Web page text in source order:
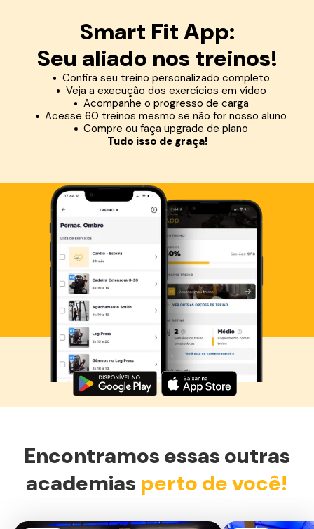
Smart Fit App:
Seu aliado nos treinos!
Confira seu treino personalizado completo
Veja a execução dos exercícios em vídeo
Acompanhe o progresso de carga
Acesse 60 treinos mesmo se não for nosso aluno
Compre ou faça upgrade de plano
Tudo isso de graça!
Baixe agora o Smart Fit App
Encontramos essas outras
academias perto de você!